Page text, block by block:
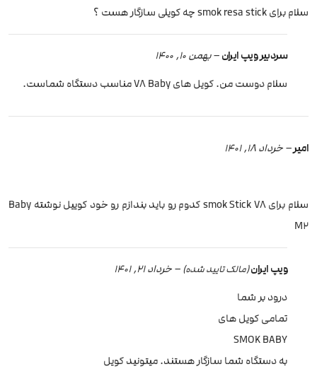
سلام برای smok resa stick چه کویلی سازگار هست ؟
سردبیر ویپ ایران– بهمن 10, 1400
سلام دوست من. کویل های V8 Baby مناسب دستگاه شماست.
امیر– خرداد 18, 1401
سلام برای smok Stick V8 کدوم رو باید بندازم رو خود کوییل نوشته Baby
M2
ویپ ایران(مالک تایید شده) – خرداد 21, 1401
درود بر شما
تمامی کویل های
SMOK BABY
به دستگاه شما سازگار هستند. میتونید کویل